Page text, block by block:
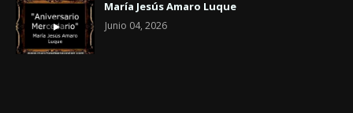
María Jesús Amaro Luque
Junio 04, 2026